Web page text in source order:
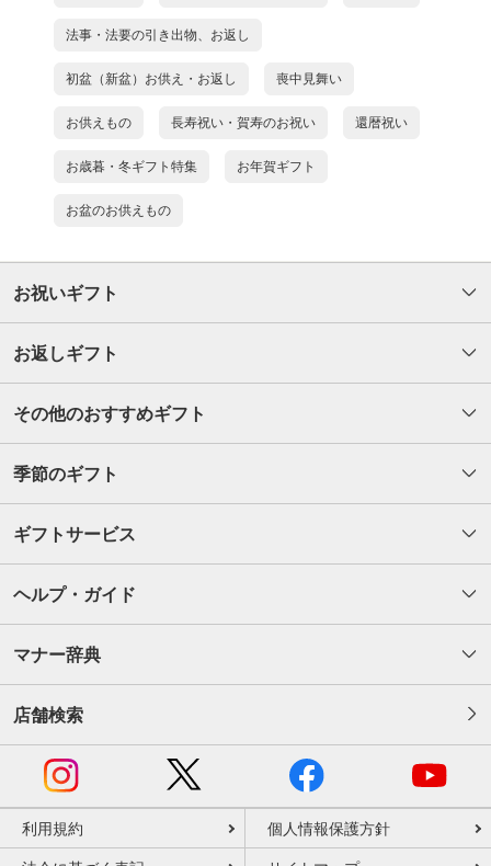
法事・法要の引き出物、お返し
初盆（新盆）お供え・お返し 喪中見舞い
お供えもの 長寿祝い・賀寿のお祝い 還暦祝い
お歳暮・冬ギフト特集 お年賀ギフト
お盆のお供えもの
お祝いギフト
お返しギフト
その他のおすすめギフト
季節のギフト
ギフトサービス
ヘルプ・ガイド
マナー辞典
店舗検索
利用規約 個人情報保護方針